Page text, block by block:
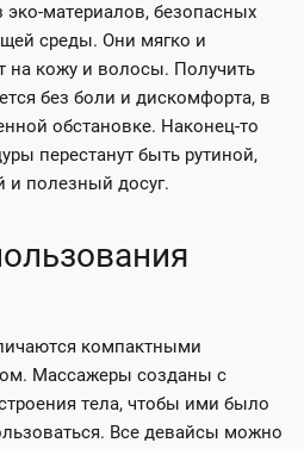
материалов, безопасных
среды. Они мягко и
на кожу и волосы. Получить
без боли и дискомфорта, в
обстановке. Наконец-то
перестанут быть рутиной,
и полезный досуг.
компактными
Массажеры созданы с
тела, чтобы ими было
Все девайсы можно